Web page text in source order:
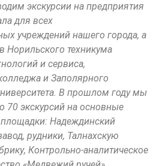
экскурсии на предприятия
для всех
учреждений нашего города, а
Норильского техникума
и сервиса,
и Заполярного
В прошлом году мы
70 экскурсий на основные
Надеждинский
рудники, Талнахскую
Контрольно-аналитическое